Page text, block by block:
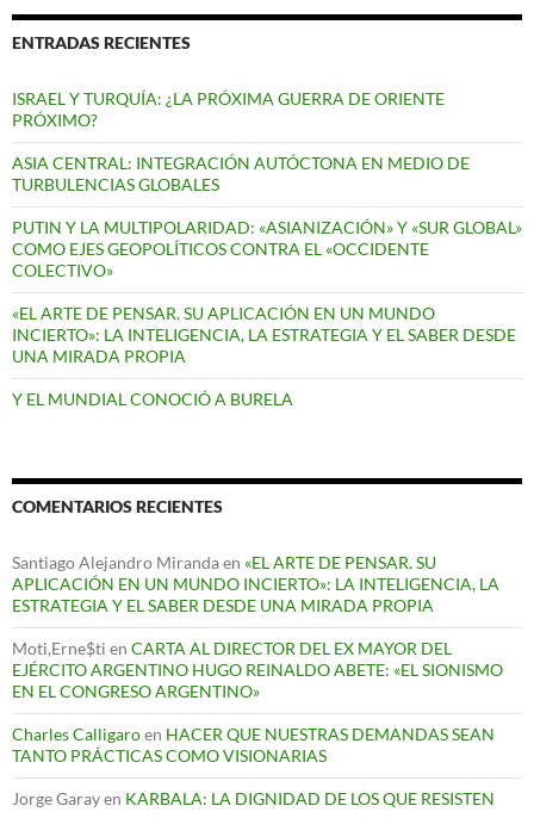
ENTRADAS RECIENTES
ISRAEL Y TURQUÍA: ¿LA PRÓXIMA GUERRA DE ORIENTE
PRÓXIMO?
ASIA CENTRAL: INTEGRACIÓN AUTÓCTONA EN MEDIO DE
TURBULENCIAS GLOBALES
PUTIN Y LA MULTIPOLARIDAD: «ASIANIZACIÓN» Y «SUR GLOBAL»
COMO EJES GEOPOLÍTICOS CONTRA EL «OCCIDENTE
COLECTIVO»
«EL ARTE DE PENSAR. SU APLICACIÓN EN UN MUNDO
INCIERTO»: LA INTELIGENCIA, LA ESTRATEGIA Y EL SABER DESDE
UNA MIRADA PROPIA
Y EL MUNDIAL CONOCIÓ A BURELA
COMENTARIOS RECIENTES
Santiago Alejandro Mirandaen «EL ARTE DE PENSAR. SU
APLICACIÓN EN UN MUNDO INCIERTO»: LA INTELIGENCIA, LA
ESTRATEGIA Y EL SABER DESDE UNA MIRADA PROPIA
Moti,Erne$ti en CARTA AL DIRECTOR DEL EX MAYOR DEL
EJÉRCITO ARGENTINO HUGO REINALDO ABETE: «EL SIONISMO
EN EL CONGRESO ARGENTINO»
Charles Calligaroen HACER QUE NUESTRAS DEMANDAS SEAN
TANTO PRÁCTICAS COMO VISIONARIAS
Jorge Garayen KARBALA: LA DIGNIDAD DE LOS QUE RESISTEN